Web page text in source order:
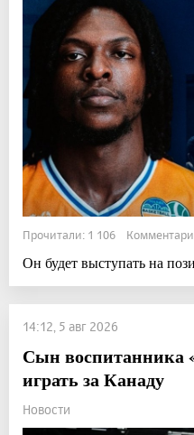
Прочитали: 1 106
Он будет выступать на
14:12, 5 авг 2026
Сын воспитанника
играть за Канаду
Новости